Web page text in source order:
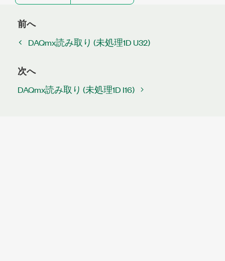
前へ
DAQmx読み取り (未処理1D U32)
次へ
DAQmx読み取り (未処理1D I16)